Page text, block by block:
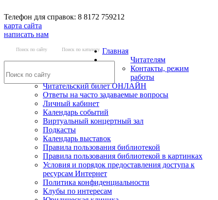
Телефон для справок: 8 8172 759212
карта сайта
написать нам
Поиск по сайту Поиск по каталогу Главная
Читателям
Контакты, режим
работы
Читательский билет ОНЛАЙН
Ответы на часто задаваемые вопросы
Личный кабинет
Календарь событий
Виртуальный концертный зал
Подкасты
Календарь выставок
Правила пользования библиотекой
Правила пользования библиотекой в картинках
Условия и порядок предоставления доступа к
ресурсам Интернет
Политика конфиденциальности
Клубы по интересам